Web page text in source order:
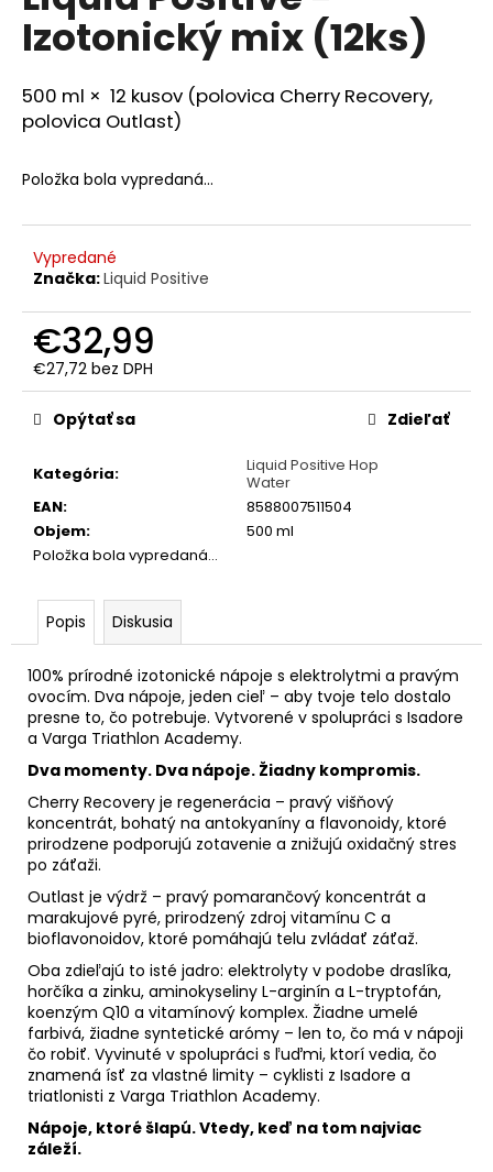
0,0
hviezdičiek.
Izotonický mix (12ks)
500 ml × 12 kusov (polovica Cherry Recovery,
polovica Outlast)
Položka bola vypredaná…
Vypredané
Značka:Liquid Positive
€32,99
€27,72 bez DPH
Jednotková
cena:
Kategória:
Liquid Positive Hop
Water
EAN:
8588007511504
Objem:
500 ml
Položka bola vypredaná…
Opýtať sa Zdieľať
Popis Diskusia
100% prírodné izotonické nápoje s elektrolytmi a pravým
ovocím. Dva nápoje, jeden cieľ – aby tvoje telo dostalo
presne to, čo potrebuje. Vytvorené v spolupráci s Isadore
a Varga Triathlon Academy.
Dva momenty. Dva nápoje. Žiadny kompromis.
Cherry Recovery je regenerácia – pravý višňový
koncentrát, bohatý na antokyaníny a flavonoidy, ktoré
prirodzene podporujú zotavenie a znižujú oxidačný stres
po záťaži.
Outlast je výdrž – pravý pomarančový koncentrát a
marakujové pyré, prirodzený zdroj vitamínu C a
bioflavonoidov, ktoré pomáhajú telu zvládať záťaž.
Oba zdieľajú to isté jadro: elektrolyty v podobe draslíka,
horčíka a zinku, aminokyseliny L-arginín a L-tryptofán,
koenzým Q10 a vitamínový komplex. Žiadne umelé
farbivá, žiadne syntetické arómy – len to, čo má v nápoji
čo robiť. Vyvinuté v spolupráci s ľuďmi, ktorí vedia, čo
znamená ísť za vlastné limity – cyklisti z Isadore a
triatlonisti z Varga Triathlon Academy.
Nápoje, ktoré šlapú. Vtedy, keď na tom najviac
záleží.
á
j
s
ť
?
O
d
p
o
ú
č
a
m
e